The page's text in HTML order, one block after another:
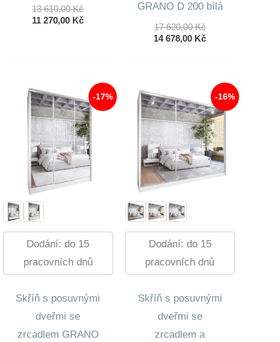
13 610,00KčPůvodní
Cena
11 270,00 KčAktuální
GRANO D 200 bílá
17 620,00KčPůvodní
Cena
14 678,00 KčAktuální
678,00 Kč.
-17%
Dodání: do 15
pracovních dnů
Skříň s posuvnými
dveřmi se
zrcadlem GRANO
-16%
Dodání: do 15
pracovních dnů
Skříň s posuvnými
dveřmi se
zrcadlem a